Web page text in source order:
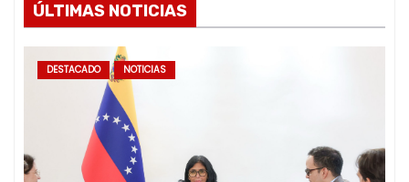
ÚLTIMAS NOTICIAS
DESTACADO NOTICIAS